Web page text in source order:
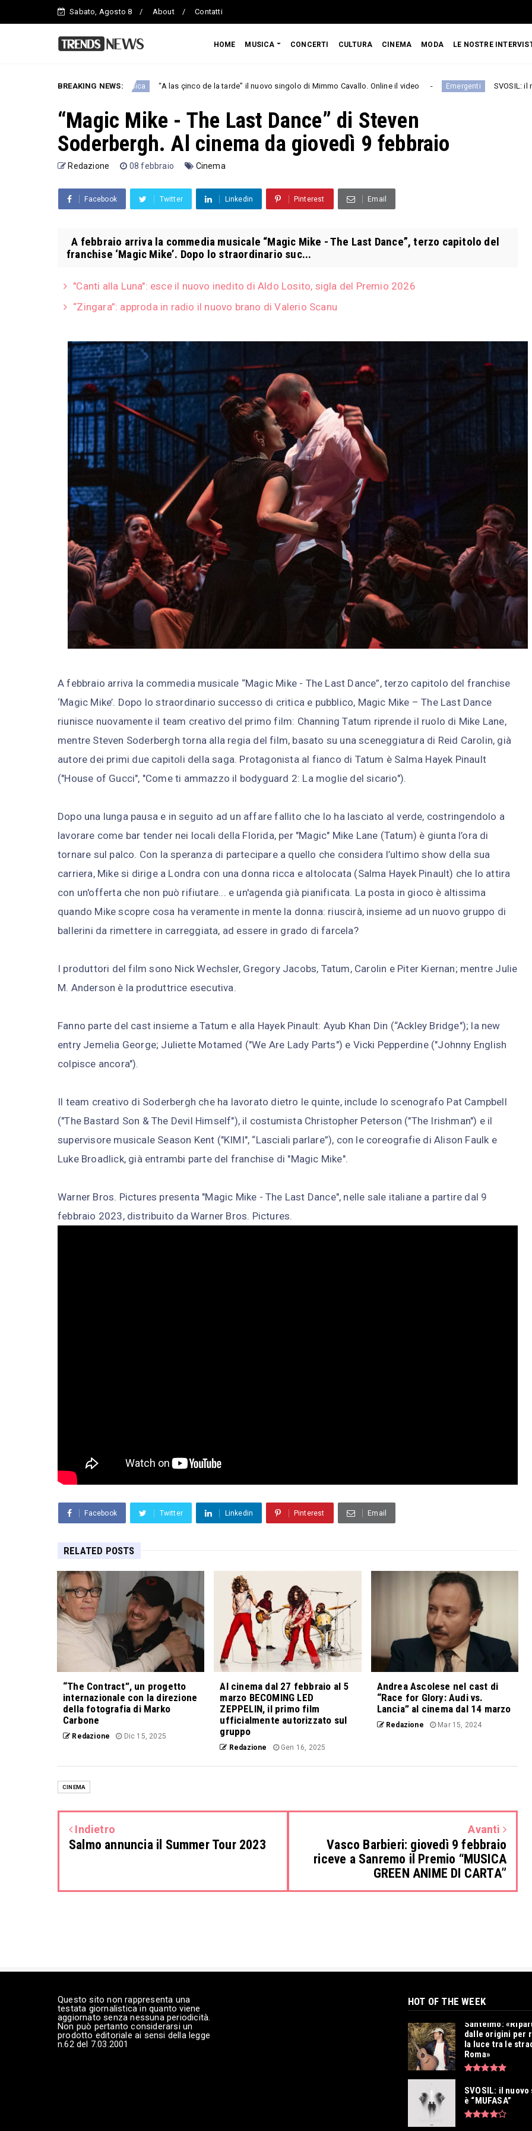
Sabato, Agosto 8 About Contatti
HOME MUSICA CONCERTI CULTURA CINEMA MODA LE NOSTRE
BREAKING NEWS:
Musica “A las çinco de la tarde” il nuovo singolo di Mimmo Cavallo. Online il video Emergenti SVOSIL: il nuovo singolo è
“Magic Mike - The Last Dance” di Steven
Soderbergh. Al cinema da giovedì 9 febbraio
Redazione 08 febbraio Cinema
Facebook Twitter Linkedin Pinterest Email
A febbraio arriva la commedia musicale “Magic Mike - The Last Dance”, terzo capitolo del
franchise ‘Magic Mike’. Dopo lo straordinario suc...
"Canti alla Luna": esce il nuovo inedito di Aldo Losito, sigla del Premio 2026
“Zingara”: approda in radio il nuovo brano di Valerio Scanu
A febbraio arriva la commedia musicale “Magic Mike - The Last Dance”, terzo capitolo del franchise
‘Magic Mike’. Dopo lo straordinario successo di critica e pubblico, Magic Mike – The Last Dance
riunisce nuovamente il team creativo del primo film: Channing Tatum riprende il ruolo di Mike Lane,
mentre Steven Soderbergh torna alla regia del film, basato su una sceneggiatura di Reid Carolin, già
autore dei primi due capitoli della saga. Protagonista al fianco di Tatum è Salma Hayek Pinault
("House of Gucci", "Come ti ammazzo il bodyguard 2: La moglie del sicario").
Dopo una lunga pausa e in seguito ad un affare fallito che lo ha lasciato al verde, costringendolo a
lavorare come bar tender nei locali della Florida, per "Magic" Mike Lane (Tatum) è giunta l’ora di
tornare sul palco. Con la speranza di partecipare a quello che considera l’ultimo show della sua
carriera, Mike si dirige a Londra con una donna ricca e altolocata (Salma Hayek Pinault) che lo attira
con un'offerta che non può rifiutare... e un'agenda già pianificata. La posta in gioco è altissima
quando Mike scopre cosa ha veramente in mente la donna: riuscirà, insieme ad un nuovo gruppo di
ballerini da rimettere in carreggiata, ad essere in grado di farcela?
I produttori del film sono Nick Wechsler, Gregory Jacobs, Tatum, Carolin e Piter Kiernan; mentre Julie
M. Anderson è la produttrice esecutiva.
Fanno parte del cast insieme a Tatum e alla Hayek Pinault: Ayub Khan Din (“Ackley Bridge"); la new
entry Jemelia George; Juliette Motamed ("We Are Lady Parts") e Vicki Pepperdine ("Johnny English
colpisce ancora").
Il team creativo di Soderbergh che ha lavorato dietro le quinte, include lo scenografo Pat Campbell
("The Bastard Son & The Devil Himself"), il costumista Christopher Peterson ("The Irishman") e il
supervisore musicale Season Kent ("KIMI", “Lasciali parlare”), con le coreografie di Alison Faulk e
Luke Broadlick, già entrambi parte del franchise di "Magic Mike".
Warner Bros. Pictures presenta "Magic Mike - The Last Dance", nelle sale italiane a partire dal 9
febbraio 2023, distribuito da Warner Bros. Pictures.
Facebook Twitter Linkedin Pinterest Email
RELATED POSTS
“The Contract”, un progetto
internazionale con la direzione
della fotografia di Marko
Carbone
Redazione Dic 15, 2025
Al cinema dal 27 febbraio al 5
marzo BECOMING LED
ZEPPELIN, il primo film
ufficialmente autorizzato sul
gruppo
Redazione Gen 16, 2025
Andrea Ascolese nel cast di
“Race for Glory: Audi vs.
Lancia” al cinema dal 14 marzo
Redazione Mar 15, 2024
CINEMA
Indietro
Salmo annuncia il Summer Tour 2023
Avanti
Vasco Barbieri: giovedì 9 febbraio
riceve a Sanremo il Premio “MUSICA
GREEN ANIME DI CARTA”
Questo sito non rappresenta una
testata giornalistica in quanto viene
aggiornato senza nessuna periodicità.
Non può pertanto considerarsi un
prodotto editoriale ai sensi della legge
n.62 del 7.03.2001
HOT OF THE WEEK
Santelmo:
dalle origini per
la luce tra le
Roma»
SVOSIL: il
è “MUFASA”